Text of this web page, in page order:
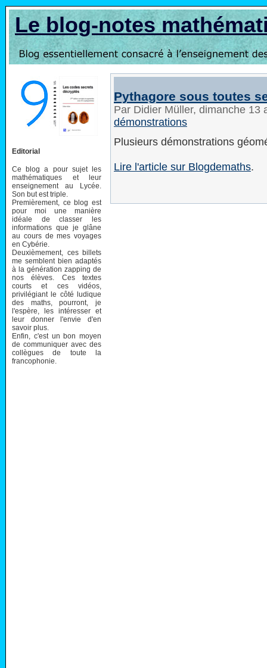
Le blog-notes
Editorial
Ce blog a pour sujet les
mathématiques et leur
enseignement au Lycée.
Son but est triple.
Premièrement, ce blog est
pour moi une manière
idéale de classer les
informations que je glâne
au cours de mes voyages
en Cybérie.
Deuxièmement, ces billets
me semblent bien adaptés
à la génération zapping de
nos élèves. Ces textes
courts et ces vidéos,
privilégiant le côté ludique
des maths, pourront, je
l'espère, les intéresser et
leur donner l'envie d'en
savoir plus.
Enfin, c'est un bon moyen
de communiquer avec des
collègues de toute la
francophonie.
Pythagore sous toutes
Par Didier Müller, dimanche 13
démonstrations
Plusieurs démonstrations
Lire l'article sur Blogdemaths.